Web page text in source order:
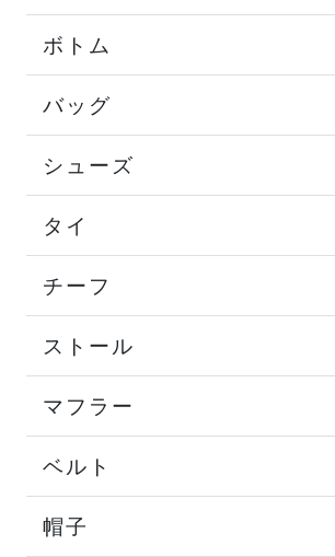
ボトム
バッグ
シューズ
タイ
チーフ
ストール
マフラー
ベルト
帽子